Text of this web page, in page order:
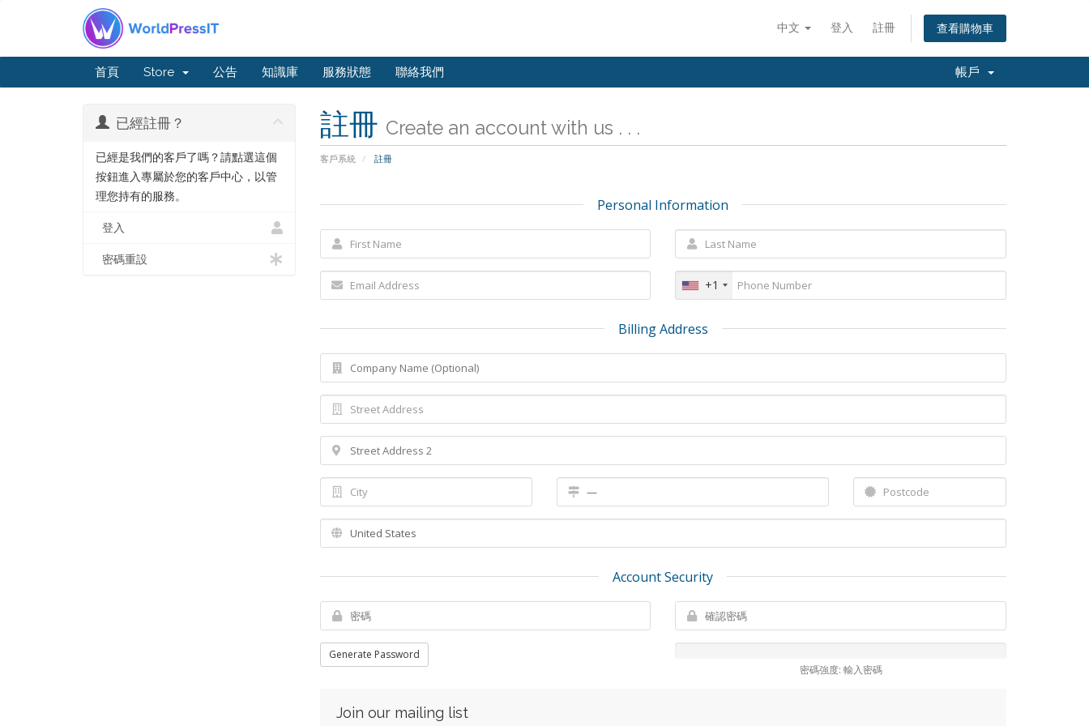
中文 登入 註冊 查看購物車
首頁 Store 公告 知識庫 服務狀態 聯絡我們 帳戶
註冊 Create an account with us . . .
客戶系統 註冊
已經註冊？
已經是我們的客戶了嗎？請點選這個
按鈕進入專屬於您的客戶中心，以管
理您持有的服務。
登入
密碼重設
Personal Information
+1
Billing Address
Account Security
Generate Password
密碼強度: 輸入密碼
Join our mailing list